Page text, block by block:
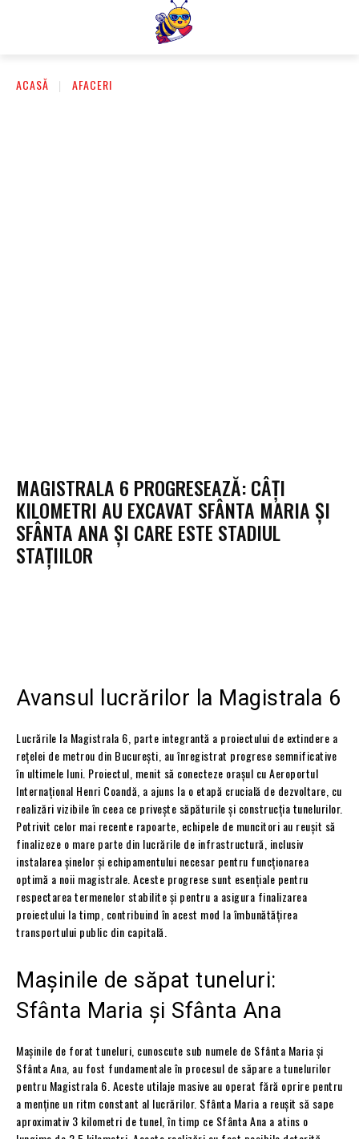
ACASĂ AFACERI
MAGISTRALA 6 PROGRESEAZĂ: CÂȚI
KILOMETRI AU EXCAVAT SFÂNTA MARIA ȘI
SFÂNTA ANA ȘI CARE ESTE STADIUL
STAȚIILOR
Avansul lucrărilor la Magistrala 6
Lucrările la Magistrala 6, parte integrantă a proiectului de extindere a
rețelei de metrou din București, au înregistrat progrese semnificative
în ultimele luni. Proiectul, menit să conecteze orașul cu Aeroportul
Internațional Henri Coandă, a ajuns la o etapă crucială de dezvoltare, cu
realizări vizibile în ceea ce privește săpăturile și construcția tunelurilor.
Potrivit celor mai recente rapoarte, echipele de muncitori au reușit să
finalizeze o mare parte din lucrările de infrastructură, inclusiv
instalarea șinelor și echipamentului necesar pentru funcționarea
optimă a noii magistrale. Aceste progrese sunt esențiale pentru
respectarea termenelor stabilite și pentru a asigura finalizarea
proiectului la timp, contribuind în acest mod la îmbunătățirea
transportului public din capitală.
Mașinile de săpat tuneluri:
Sfânta Maria și Sfânta Ana
Mașinile de forat tuneluri, cunoscute sub numele de Sfânta Maria și
Sfânta Ana, au fost fundamentale în procesul de săpare a tunelurilor
pentru Magistrala 6. Aceste utilaje masive au operat fără oprire pentru
a menține un ritm constant al lucrărilor. Sfânta Maria a reușit să sape
aproximativ 3 kilometri de tunel, în timp ce Sfânta Ana a atins o